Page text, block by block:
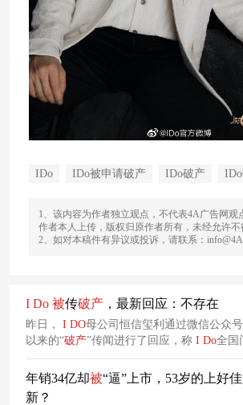
IDo IDo被申请破产 IDo破产
1、该内容为作者独立观点，不代表4A广告网观
作者本人上传，版权归原作者所有，未经允许不
2、如对本稿件有异议或投诉，请联系：
I Do 被传破产 ，最新回应：不存在
昨日， I DO母公司恒信玺利通过微信公众
以来的“破产”传闻进行了回应，称 I Do全国
正常经营，不存在宣告破产等情况。
年销34亿却被“逼”上市，53岁的上好
新？